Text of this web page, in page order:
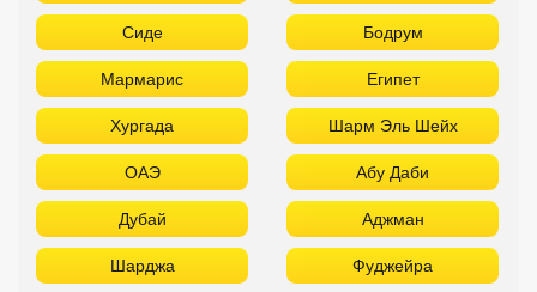
Сиде Бодрум
Мармарис Египет
Хургада Шарм Эль Шейх
ОАЭ Абу Даби
Дубай Аджман
Шарджа Фуджейра